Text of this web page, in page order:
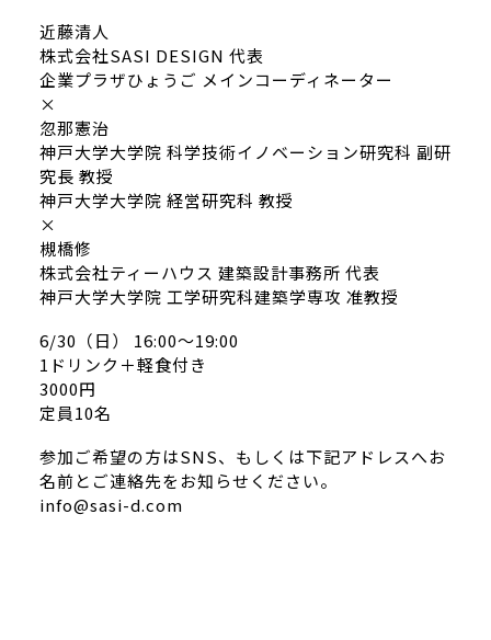
近藤清人
株式会社SASI DESIGN 代表
企業プラザひょうご メインコーディネーター
×
忽那憲治
神戸大学大学院 科学技術イノベーション研究科 副研
究長 教授
神戸大学大学院 経営研究科 教授
×
槻橋修
株式会社ティーハウス 建築設計事務所 代表
神戸大学大学院 工学研究科建築学専攻 准教授
6/30（日） 16:00〜19:00
1ドリンク＋軽食付き
3000円
定員10名
参加ご希望の方はSNS、もしくは下記アドレスへお
名前とご連絡先をお知らせください。
info@sasi-d.com